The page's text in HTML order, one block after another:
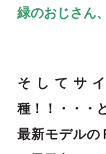
緑のおじさん
そしてサ
種！！・・・
最新モデルの